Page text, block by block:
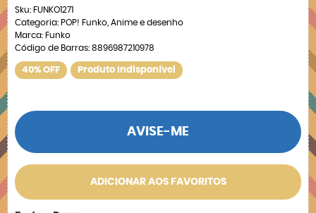
Sku: FUNKO1271
Categoria: POP! Funko Anime e desenho
Marca: Funko
Código de Barras: 8896987210978
40% OFF Produto Indisponível
AVISE-ME
ADICIONAR AOS FAVORITOS